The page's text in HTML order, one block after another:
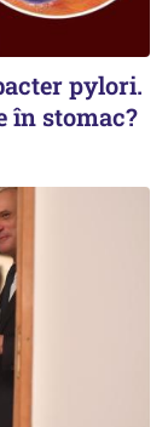
pylori.
în stomac?